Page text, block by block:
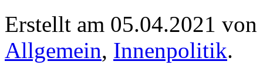
Erstellt am 05.04.2021
Allgemein, Innenpolitik.